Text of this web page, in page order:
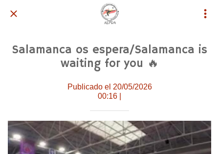
Salamanca os espera/Salamanca is
waiting for you 🔥
Publicado el 20/05/2026
00:16 |